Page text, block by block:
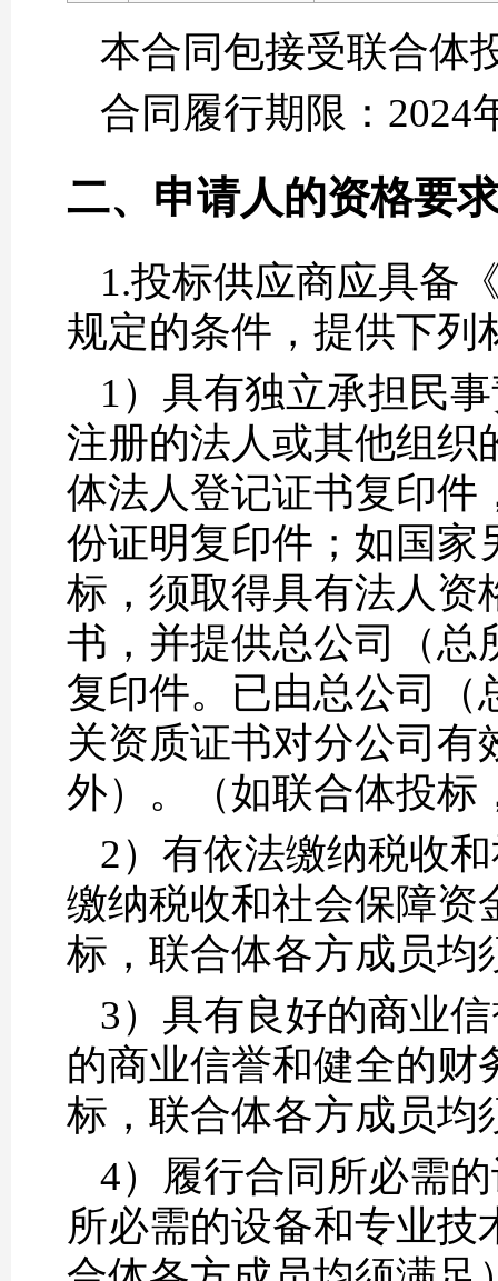
本合同包接受联合体
合同履行期限：2024
二、申请人的资格要
1.投标供应商应具备
规定的条件，提供下列
1）具有独立承担民
注册的法人或其他组织
体法人登记证书复印件
份证明复印件；如国家
标，须取得具有法人资
书，并提供总公司（总
复印件。已由总公司（
关资质证书对分公司
外）。（如联合体投标
2）有依法缴纳税收
缴纳税收和社会保障资
标，联合体各方成员均
3）具有良好的商业
的商业信誉和健全的财
标，联合体各方成员均
4）履行合同所必需
所必需的设备和专业